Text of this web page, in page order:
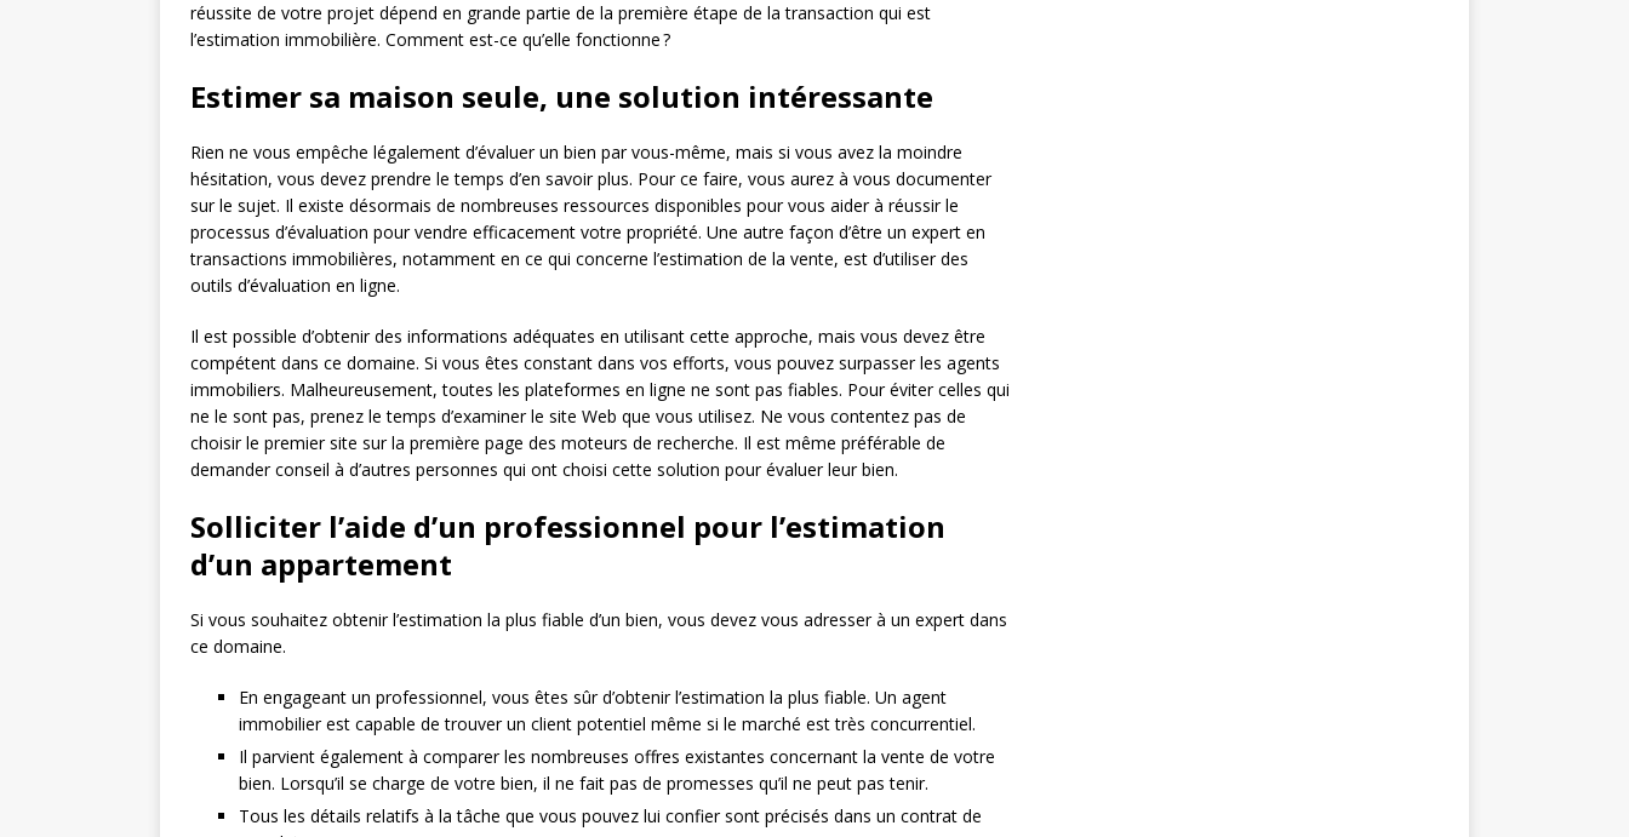
réussite de votre projet dépend en grande partie de la première étape de la transaction qui est
l’estimation immobilière. Comment est-ce qu’elle fonctionne ?
Estimer sa maison seule, une solution intéressante
Rien ne vous empêche légalement d’évaluer un bien par vous-même, mais si vous avez la moindre
hésitation, vous devez prendre le temps d’en savoir plus. Pour ce faire, vous aurez à vous documenter
sur le sujet. Il existe désormais de nombreuses ressources disponibles pour vous aider à réussir le
processus d’évaluation pour vendre efficacement votre propriété. Une autre façon d’être un expert en
transactions immobilières, notamment en ce qui concerne l’estimation de la vente, est d’utiliser des
outils d’évaluation en ligne.
Il est possible d’obtenir des informations adéquates en utilisant cette approche, mais vous devez être
compétent dans ce domaine. Si vous êtes constant dans vos efforts, vous pouvez surpasser les agents
immobiliers. Malheureusement, toutes les plateformes en ligne ne sont pas fiables. Pour éviter celles qui
ne le sont pas, prenez le temps d’examiner le site Web que vous utilisez. Ne vous contentez pas de
choisir le premier site sur la première page des moteurs de recherche. Il est même préférable de
demander conseil à d’autres personnes qui ont choisi cette solution pour évaluer leur bien.
Solliciter l’aide d’un professionnel pour l’estimation
d’un appartement
Si vous souhaitez obtenir l’estimation la plus fiable d’un bien, vous devez vous adresser à un expert dans
ce domaine.
En engageant un professionnel, vous êtes sûr d’obtenir l’estimation la plus fiable. Un agent
immobilier est capable de trouver un client potentiel même si le marché est très concurrentiel.
Il parvient également à comparer les nombreuses offres existantes concernant la vente de votre
bien. Lorsqu’il se charge de votre bien, il ne fait pas de promesses qu’il ne peut pas tenir.
Tous les détails relatifs à la tâche que vous pouvez lui confier sont précisés dans un contrat de